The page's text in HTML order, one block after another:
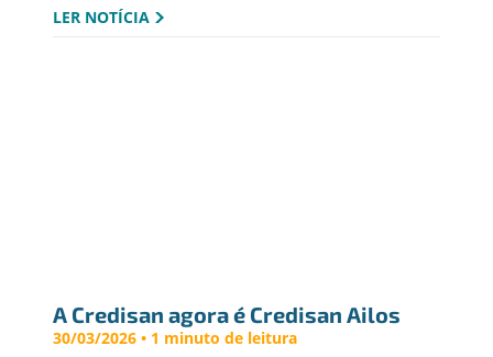
LER NOTÍCIA
A Credisan agora é Credisan Ailos
30/03/2026 • 1 minuto de leitura